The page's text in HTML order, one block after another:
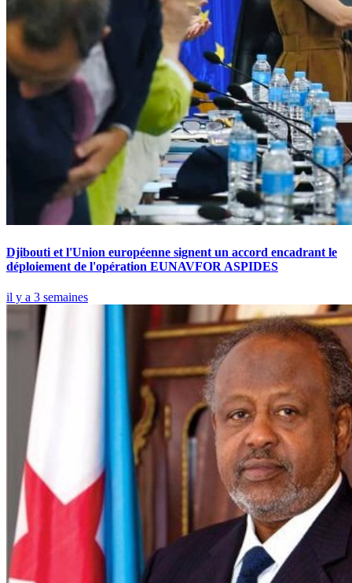
Djibouti et l'Union européenne signent un accord encadrant le
déploiement de l'opération EUNAVFOR ASPIDES
il y a 3 semaines